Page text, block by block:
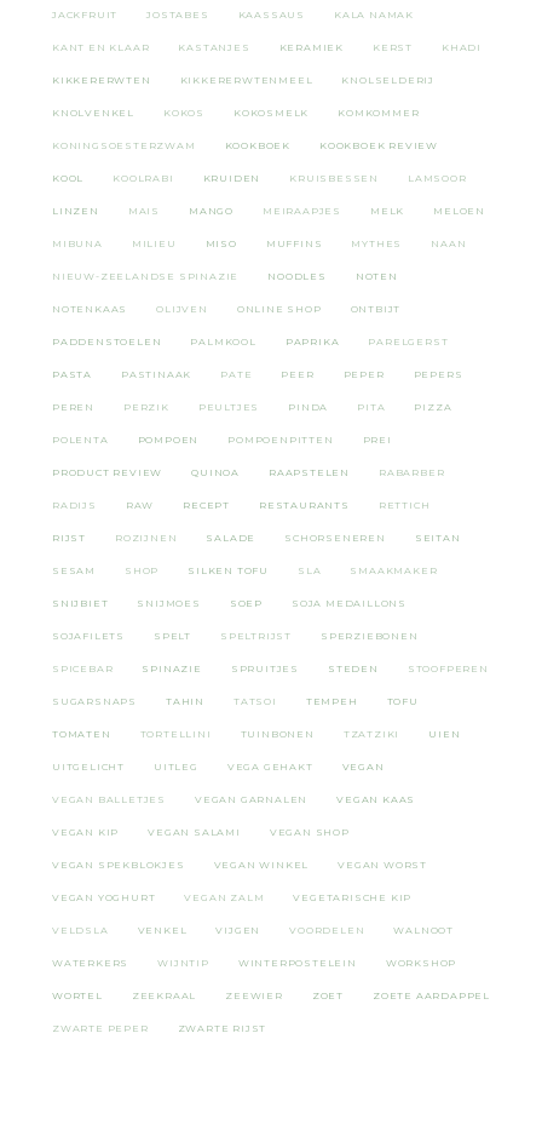
JACKFRUIT JOSTABES KAASSAUS KALA NAMAK
KANT EN KLAAR KASTANJES KERAMIEK KERST KHADI
KIKKERERWTEN KIKKERERWTENMEEL KNOLSELDERIJ
KNOLVENKEL KOKOS KOKOSMELK KOMKOMMER
KONINGSOESTERZWAM KOOKBOEK KOOKBOEK REVIEW
KOOL KOOLRABI KRUIDEN KRUISBESSEN LAMSOOR
LINZEN MAIS MANGO MEIRAAPJES MELK MELOEN
MIBUNA MILIEU MISO MUFFINS MYTHES NAAN
NIEUW-ZEELANDSE SPINAZIE NOODLES NOTEN
NOTENKAAS OLIJVEN ONLINE SHOP ONTBIJT
PADDENSTOELEN PALMKOOL PAPRIKA PARELGERST
PASTA PASTINAAK PATE PEER PEPER PEPERS
PEREN PERZIK PEULTJES PINDA PITA PIZZA
POLENTA POMPOEN POMPOENPITTEN PREI
PRODUCT REVIEW QUINOA RAAPSTELEN RABARBER
RADIJS RAW RECEPT RESTAURANTS RETTICH
RIJST ROZIJNEN SALADE SCHORSENEREN SEITAN
SESAM SHOP SILKEN TOFU SLA SMAAKMAKER
SNIJBIET SNIJMOES SOEP SOJA MEDAILLONS
SOJAFILETS SPELT SPELTRIJST SPERZIEBONEN
SPICEBAR SPINAZIE SPRUITJES STEDEN STOOFPEREN
SUGARSNAPS TAHIN TATSOI TEMPEH TOFU
TOMATEN TORTELLINI TUINBONEN TZATZIKI UIEN
UITGELICHT UITLEG VEGA GEHAKT VEGAN
VEGAN BALLETJES VEGAN GARNALEN VEGAN KAAS
VEGAN KIP VEGAN SALAMI VEGAN SHOP
VEGAN SPEKBLOKJES VEGAN WINKEL VEGAN WORST
VEGAN YOGHURT VEGAN ZALM VEGETARISCHE KIP
VELDSLA VENKEL VIJGEN VOORDELEN WALNOOT
WATERKERS WIJNTIP WINTERPOSTELEIN WORKSHOP
WORTEL ZEEKRAAL ZEEWIER ZOET ZOETE AARDAPPEL
ZWARTE PEPER ZWARTE RIJST